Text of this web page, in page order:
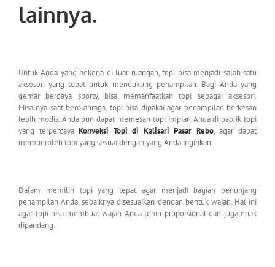
lainnya.
Untuk Anda yang bekerja di luar ruangan, topi bisa menjadi salah satu
aksesori yang tepat untuk mendukung penampilan. Bagi Anda yang
gemar bergaya sporty, bisa memanfaatkan topi sebagai aksesori.
Misalnya saat berolahraga, topi bisa dipakai agar penampilan berkesan
lebih modis. Anda pun dapat memesan topi impian Anda di pabrik topi
yang terpercayaKonveksi Topi di Kalisari Pasar Rebo, agar dapat
memperoleh topi yang sesuai dengan yang Anda inginkan.
Dalam memilih topi yang tepat agar menjadi bagian penunjang
penampilan Anda, sebaiknya disesuaikan dengan bentuk wajah. Hal ini
agar topi bisa membuat wajah Anda lebih proporsional dan juga enak
dipandang.